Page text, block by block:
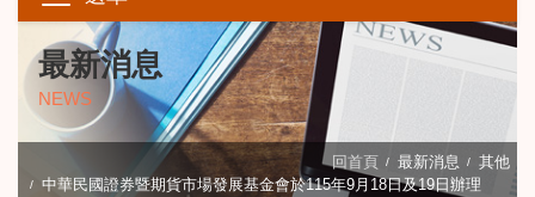
最新消息
NEWS
回首頁 最新消息
其他
中華民國證券暨期貨市場發展基金會於115年9月18日及19日辦理